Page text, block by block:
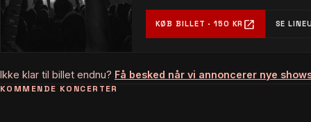
KØB BILLET · 150 KR open_in_new SE
Ikke klar til billet endnu? Få besked når vi annoncerer nye
KOMMENDE KONCERTER